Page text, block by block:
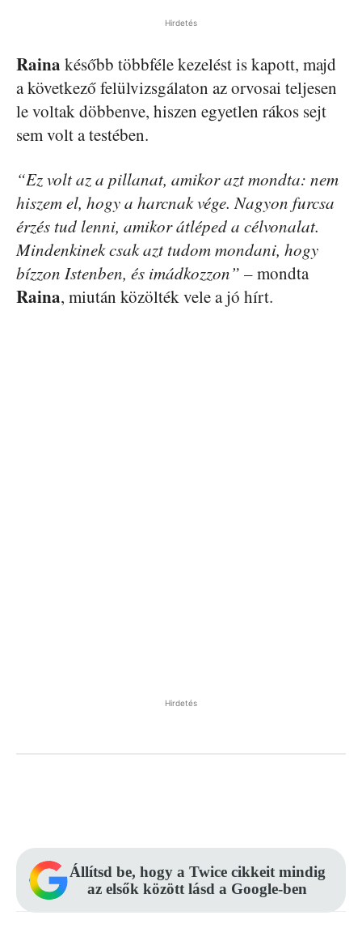
Hirdetés
Raina később többféle kezelést is kapott, majd
a következő felülvizsgálaton az orvosai teljesen
le voltak döbbenve, hiszen egyetlen rákos sejt
sem volt a testében.
“Ez volt az a pillanat, amikor azt mondta: nem
hiszem el, hogy a harcnak vége. Nagyon furcsa
érzés tud lenni, amikor átléped a célvonalat.
Mindenkinek csak azt tudom mondani, hogy
bízzon Istenben, és imádkozzon” – mondta
Raina, miután közölték vele a jó hírt.
Hirdetés
Állítsd be, hogy a Twice cikkeit mindig
az elsők között lásd a Google-ben